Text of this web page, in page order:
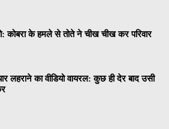
कोबरा के हमले से तोते ने चीख चीख कर परिवार
लहराने का वीडियो वायरल: कुछ ही देर बाद उसी